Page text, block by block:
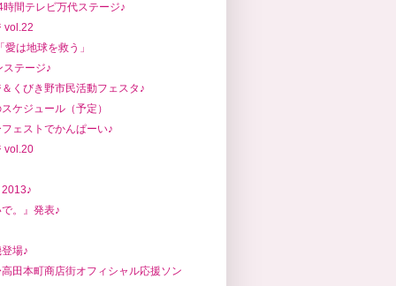
間テレビ万代ステージ♪
vol.22
は地球を救う」
テージ♪
くびき野市民活動フェスタ♪
ケジュール（予定）
ェストでかんぱーい♪
vol.20
。』発表♪
場♪
田本町商店街オフィシャル応援ソン